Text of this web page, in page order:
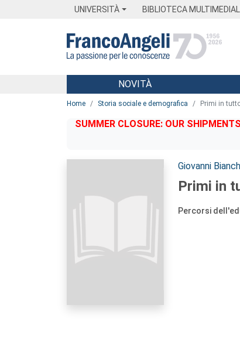
UNIVERSITÀ BIBLIOTECA
Menu
NOVITÀ
Home Storia sociale e demografica Primi in
SUMMER CLOSURE: OUR
Autori:
Giovanni
Primi in
Percorsi